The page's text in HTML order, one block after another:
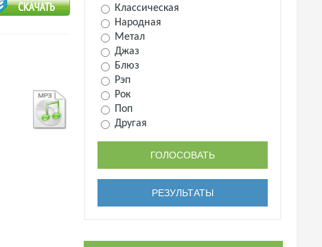
Классическая
Народная
Метал
Джаз
Блюз
Рэп
Рок
Поп
Другая